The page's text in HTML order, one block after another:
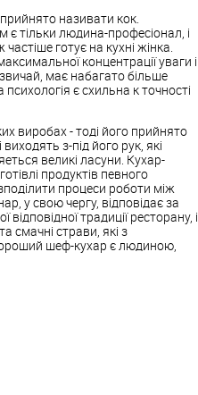
називати кок.
тільки людина-професіонал, і
готує на кухні жінка.
концентрації уваги і
має набагато більше
є схильна к точності
виробах - тоді його прийнято
з-під його рук, які
великі ласуни. Кухар-
продуктів певного
процеси роботи між
у свою чергу, відповідає за
традиції ресторану, і
смачні страви, які з
шеф-кухар є людиною,